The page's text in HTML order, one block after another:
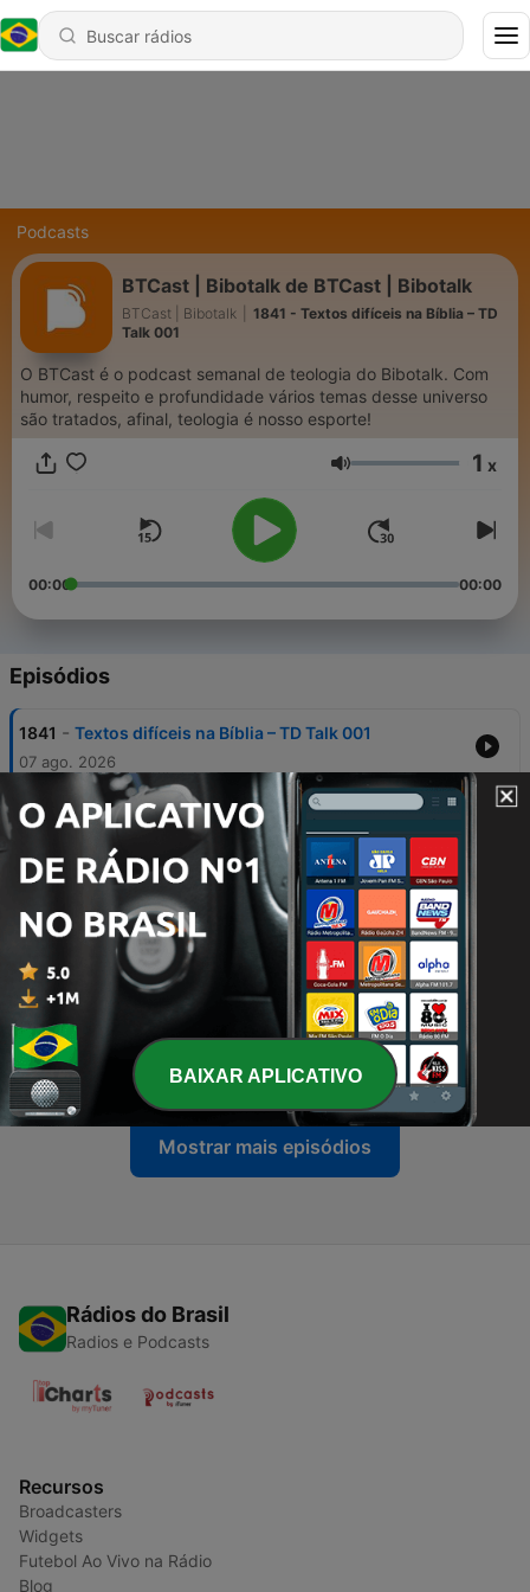
Podcasts
BTCast | Bibotalk de BTCast | Bibotalk
BTCast | Bibotalk
1841 - Textos difíceis na Bíblia – TD
Talk 001
O BTCast é o podcast semanal de teologia do Bibotalk. Com
humor, respeito e profundidade vários temas desse universo
são tratados, afinal, teologia é nosso esporte!
Volume 1 x
00:00 00:00
Episódios
1841 - Textos difíceis na Bíblia – TD Talk 001
07 ago. 2026
1840 - Dietrich Bonhoeffer – BTCast 658
1839 - Jesus e os Poderes – BTCast 657
28 jul. 2026
1838 Como o Amor se Torna um Ídolo? – BTCast 656
24 jul. 2026
1837 - Até quando ficar numa igreja? – BTCast 655
21 jul. 2026
Mostrar mais episódios
Rádios do Brasil
Radios e Podcasts
Recursos
Broadcasters
Widgets
Futebol Ao Vivo na Rádio
Blog
BAIXAR APLICATIVO